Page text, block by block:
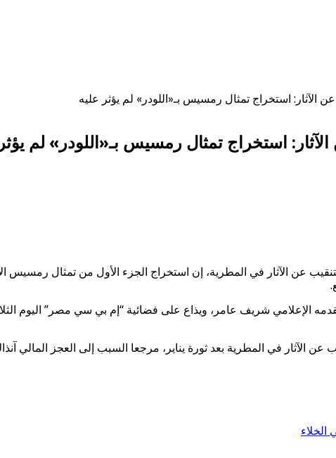
الآثار: استخراج تمثال رمسيس بـ«اللودر» لم يؤثر عليه
استخراج تمثال رمسيس بـ«اللودر» لم
عن الآثار في المطرية، إن استخراج الجزء الأول من تمثال رمسيس
الإعلامي شريف عامر، ويذاع على فضائية “إم بي سي مصر” اليوم
الآثار في المطرية بعد ثورة يناير، مرجعا السبب إلى العجز المالي